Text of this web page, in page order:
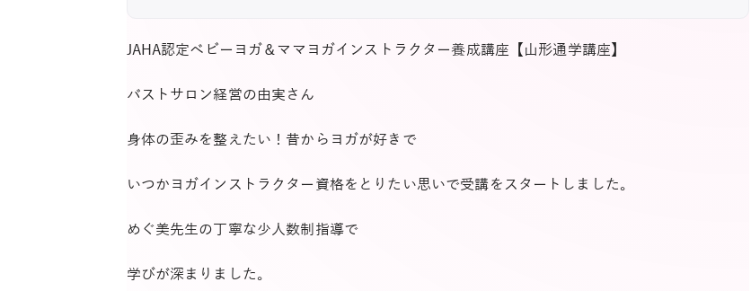
JAHA認定ベビーヨガ＆ママヨガインストラクター養成講座【山形通学講座】
バストサロン経営の由実さん
身体の歪みを整えたい！昔からヨガが好きで
いつかヨガインストラクター資格をとりたい思いで受講をスタートしました。
めぐ美先生の丁寧な少人数制指導で
学びが深まりました。